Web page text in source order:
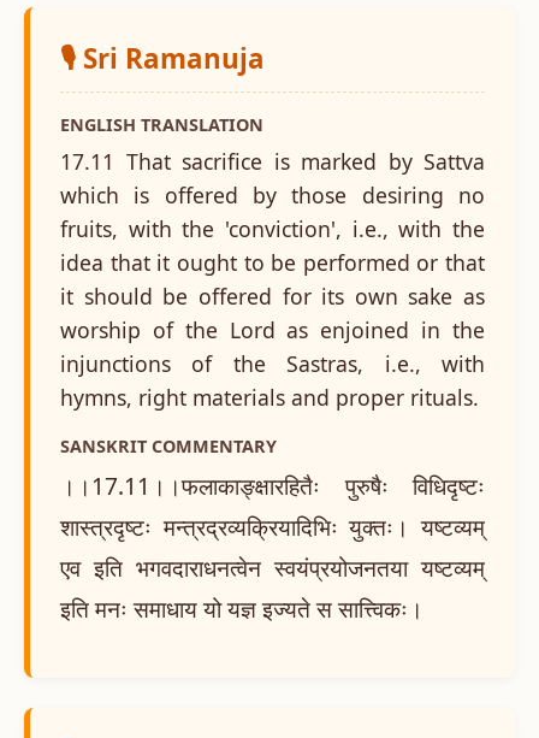
🎙️ Sri Ramanuja
ENGLISH TRANSLATION
17.11 That sacrifice is marked by Sattva
which is offered by those desiring no
fruits, with the 'conviction', i.e., with the
idea that it ought to be performed or that
it should be offered for its own sake as
worship of the Lord as enjoined in the
injunctions of the Sastras, i.e., with
hymns, right materials and proper rituals.
SANSKRIT COMMENTARY
।।17.11।।फलाकाङ्क्षारहितैः पुरुषैः विधिदृष्टः
शास्त्रदृष्टः मन्त्रद्रव्यक्रियादिभिः युक्तः। यष्टव्यम्
एव इति भगवदाराधनत्वेन स्वयंप्रयोजनतया यष्टव्यम्
इति मनः समाधाय यो यज्ञ इज्यते स सात्त्विकः।